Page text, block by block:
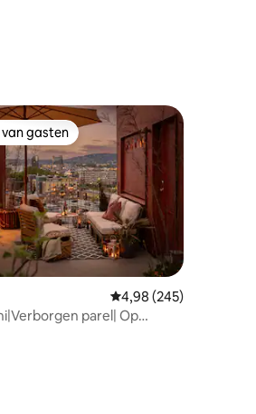
4,94 op 5, 321 recensies
van gasten
van gasten
Gemiddelde
4,98 (245)
parel| Op